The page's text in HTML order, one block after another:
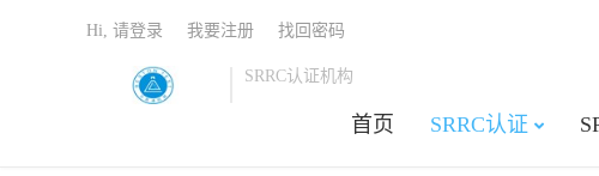
SRRC认证机构
首页 SRRC认证
Hi, 请登录 我要注册 找回密码